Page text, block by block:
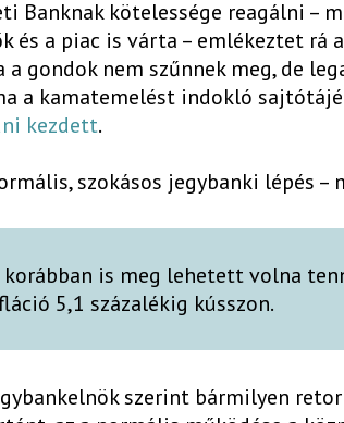
Banknak kötelessége reagálni –
és a piac is várta – emlékeztet rá
a gondok nem szűnnek meg, de
a kamatemelést indokló
kezdett.
szokásos jegybanki lépés –
is meg lehetett volna
5,1 százalékig kússzon.
szerint bármilyen